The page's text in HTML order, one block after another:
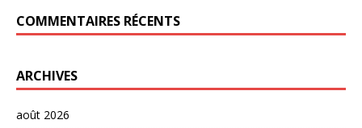
COMMENTAIRES RÉCENTS
ARCHIVES
août 2026